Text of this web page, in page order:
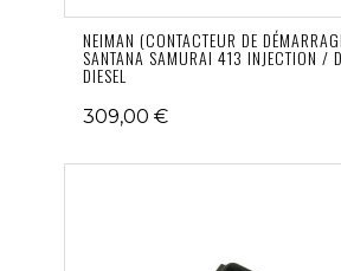
NEIMAN (CONTACTEUR DE
SANTANA SAMURAI 413 INJECTION /
DIESEL
309,00 €